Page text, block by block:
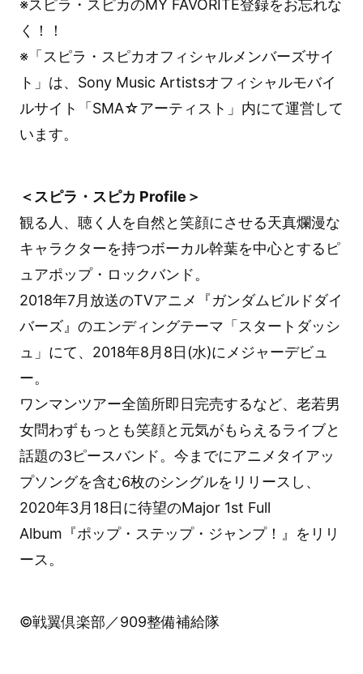
※スピラ・スピカのMY FAVORITE登録をお忘れな
く！！
※「スピラ・スピカオフィシャルメンバーズサイ
ト」は、Sony Music Artistsオフィシャルモバイ
ルサイト「SMA☆アーティスト」内にて運営して
います。
＜スピラ・スピカ Profile＞
観る人、聴く人を自然と笑顔にさせる天真爛漫な
キャラクターを持つボーカル幹葉を中心とするピ
ュアポップ・ロックバンド。
2018年7月放送のTVアニメ『ガンダムビルドダイ
バーズ』のエンディングテーマ「スタートダッシ
ュ」にて、2018年8月8日(水)にメジャーデビュ
ー。
ワンマンツアー全箇所即日完売するなど、老若男
女問わずもっとも笑顔と元気がもらえるライブと
話題の3ピースバンド。今までにアニメタイアッ
プソングを含む6枚のシングルをリリースし、
2020年3月18日に待望のMajor 1st Full
Album『ポップ・ステップ・ジャンプ！』をリリ
ース。
©戦翼倶楽部／909整備補給隊